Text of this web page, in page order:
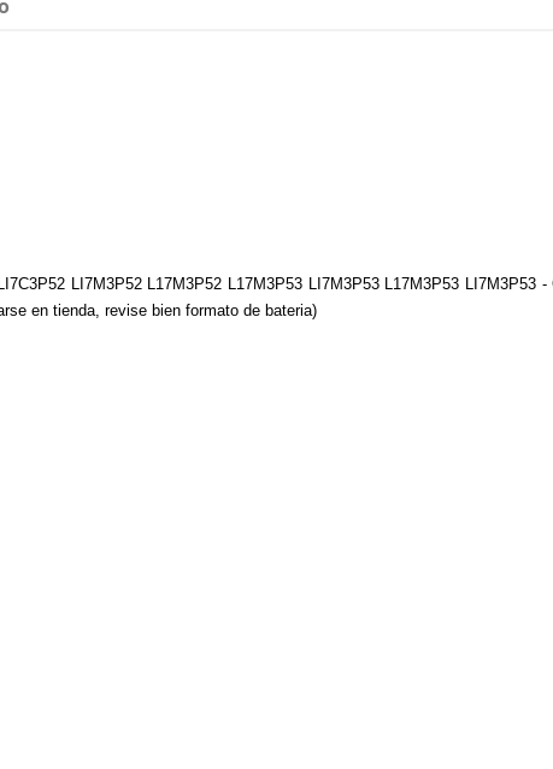
LI7M3P52 L17M3P52 L17M3P53 LI7M3P53 L17M3P53 LI7M3P53
en tienda, revise bien formato de bateria)